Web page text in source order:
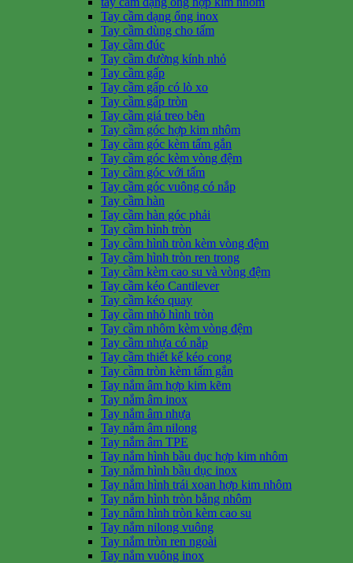
Tay cầm dạng ống inox
Tay cầm dùng cho tấm
Tay cầm đúc
Tay cầm đường kính nhỏ
Tay cầm gấp
Tay cầm gấp có lò xo
Tay cầm gấp tròn
Tay cầm giá treo bên
Tay cầm góc hợp kim nhôm
Tay cầm góc kèm tấm gắn
Tay cầm góc kèm vòng đệm
Tay cầm góc với tấm
Tay cầm góc vuông có nắp
Tay cầm hàn
Tay cầm hàn góc phải
Tay cầm hình tròn
Tay cầm hình tròn kèm vòng đệm
Tay cầm hình tròn ren trong
Tay cầm kèm cao su và vòng đệm
Tay cầm kéo Cantilever
Tay cầm kéo quay
Tay cầm nhỏ hình tròn
Tay cầm nhôm kèm vòng đệm
Tay cầm nhựa có nắp
Tay cầm thiết kế kéo cong
Tay cầm tròn kèm tấm gắn
Tay nắm âm hợp kim kẽm
Tay nắm âm inox
Tay nắm âm nhựa
Tay nắm âm nilong
Tay nắm âm TPE
Tay nắm hình bầu dục hợp kim nhôm
Tay nắm hình bầu dục inox
Tay nắm hình trái xoan hợp kim nhôm
Tay nắm hình tròn bằng nhôm
Tay nắm hình tròn kèm cao su
Tay nắm nilong vuông
Tay nắm tròn ren ngoài
Tay nắm vuông inox